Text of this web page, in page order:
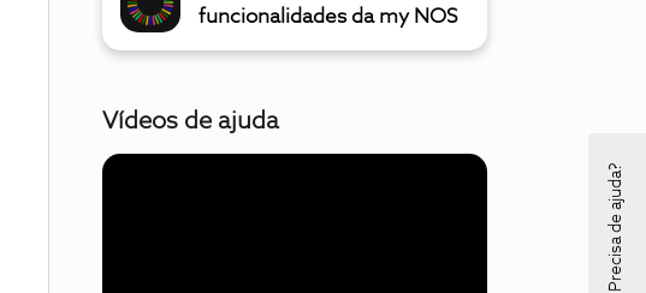
funcionalidades da my NOS
Vídeos de ajuda
Precisa de ajuda?